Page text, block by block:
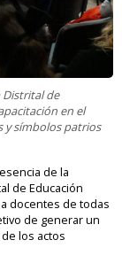
Distrital de
en el
y símbolos patrios
de la
de Educación
docentes de todas
de generar un
los actos